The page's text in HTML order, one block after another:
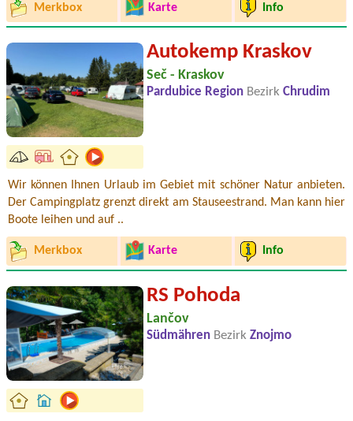
Merkbox Karte Info
Autokemp Kraskov
Seč - Kraskov
Pardubice Region Bezirk Chrudim
Wir können Ihnen Urlaub im Gebiet mit schöner Natur anbieten.
Der Campingplatz grenzt direkt am Stauseestrand. Man kann hier
Boote leihen und auf ..
Merkbox Karte Info
RS Pohoda
Lančov
Südmähren Bezirk Znojmo